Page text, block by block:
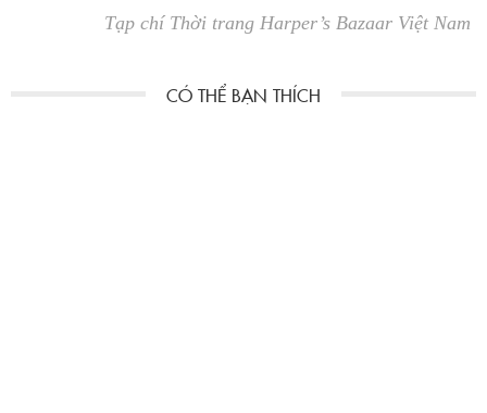
Tạp chí Thời trang Harper’s Bazaar Việt Nam